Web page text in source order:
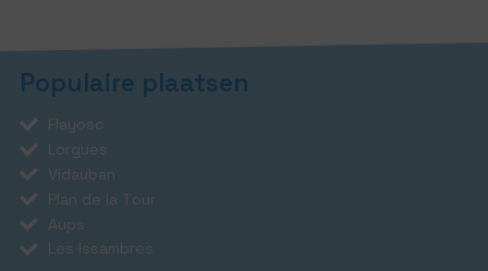
Populaire plaatsen
Flayosc
Lorgues
Vidauban
Plan de la Tour
Aups
Les Issambres